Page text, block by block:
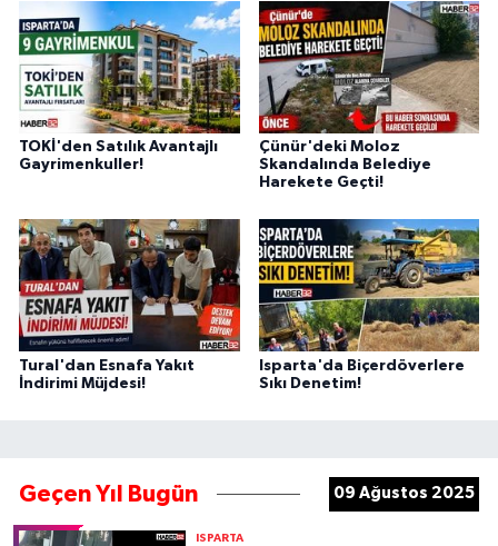
TOKİ'den Satılık Avantajlı
Gayrimenkuller!
Çünür'deki Moloz
Skandalında Belediye
Harekete Geçti!
Tural'dan Esnafa Yakıt
İndirimi Müjdesi!
Isparta'da Biçerdöverlere
Sıkı Denetim!
Geçen Yıl Bugün 09 Ağustos 2025
ISPARTA